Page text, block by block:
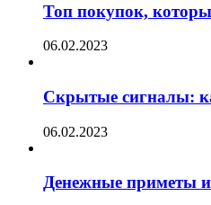
Топ покупок,
06.02.2023
Скрытые сигналы:
06.02.2023
Денежные приметы и